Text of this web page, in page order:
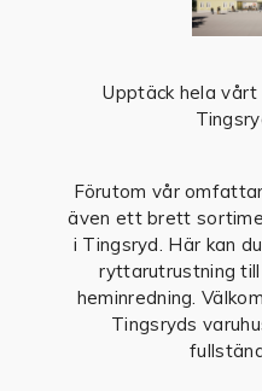
Upptäck hela
Förutom vår
även ett brett
i Tingsryd. Här kan
ryttarutrustning till
heminredning.
Tingsryds